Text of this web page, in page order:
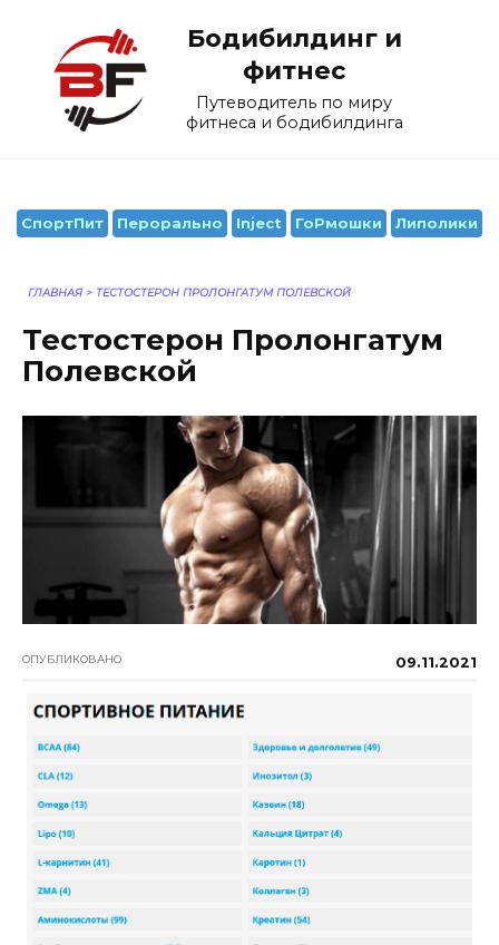
содержанию
Бодибилдинг и
фитнес
Путеводитель по миру
фитнеса и бодибилдинга
СпортПит Перорально Inject ГоРмошки Липолики
ГЛАВНАЯ > ТЕСТОСТЕРОН ПРОЛОНГАТУМ ПОЛЕВСКОЙ
Тестостерон Пролонгатум
Полевской
ОПУБЛИКОВАНО 09.11.2021